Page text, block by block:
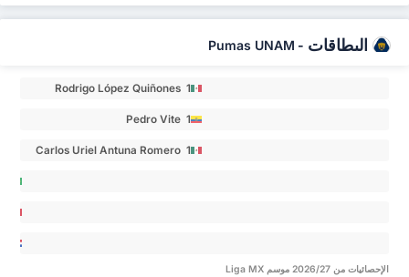
البطاقات -
Pumas UNAM
Rodrigo López Quiñones 1
Pedro Vite 1
Carlos Uriel Antuna Romero 1
الإحصائيات من 2026/27 موسم Liga MX